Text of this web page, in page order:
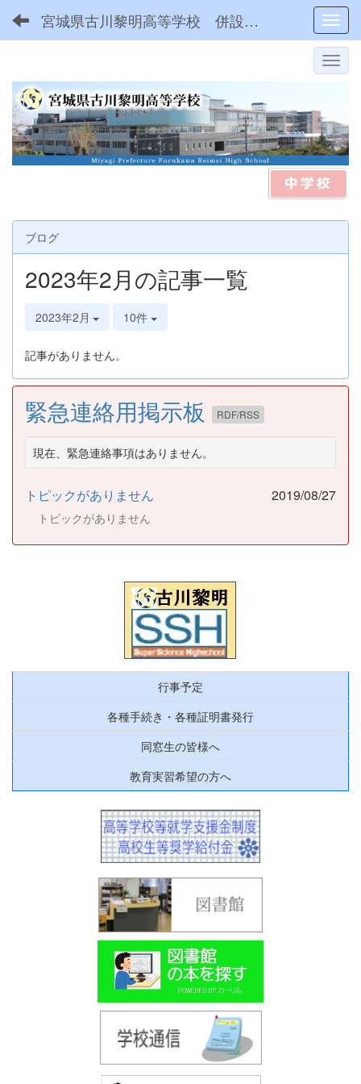
宮城県古川黎明高等学校 併設型中高一貫
ブログ
2023年2月の記事一覧
2023年2月 10件
記事がありません。
緊急連絡用掲示板 RDF/RSS
現在、緊急連絡事項はありません。
トピックがありません 2019/08/27
トピックがありません
行事予定
各種手続き・各種証明書発行
同窓生の皆様へ
教育実習希望の方へ